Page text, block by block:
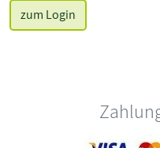
zum Login